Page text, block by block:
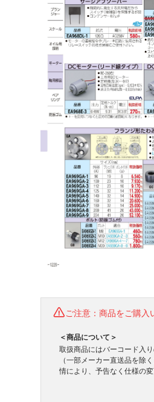
ご注意：商品をご購入
＜商品について＞
取扱商品にはバーコード入
（一部メーカー直送品を除
情により、予告なく仕様の